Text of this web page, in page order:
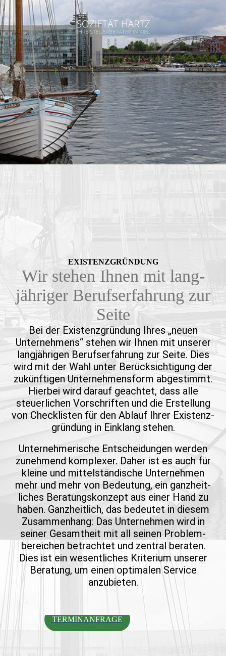
EXISTENZ­GRÜNDUNG
Wir stehen Ihnen mit lang­
jähriger Berufs­erfahrung zur
Seite
Bei der Existenz­gründung Ihres „neuen
Unternehmens“ stehen wir Ihnen mit unserer
lang­jährigen Berufs­erfahrung zur Seite. Dies
wird mit der Wahl unter Berück­sichti­gung der
zukünf­tigen Unter­nehmens­form abgestimmt.
Hierbei wird darauf geachtet, dass alle
steuer­lichen Vorschriften und die Erstellung
von Check­listen für den Ablauf Ihrer Existenz­
gründung in Einklang stehen.
Unter­nehme­rische Entschei­dungen werden
zunehmend komplexer. Daher ist es auch für
kleine und mittel­stän­dische Unter­nehmen
mehr und mehr von Bedeu­tung, ein ganz­heit­
liches Beratungs­konzept aus einer Hand zu
haben. Ganz­heit­lich, das bedeutet in diesem
Zusammen­hang: Das Unter­nehmen wird in
seiner Gesamt­heit mit all seinen Problem­
bereichen betrach­tet und zentral beraten.
Dies ist ein wesent­liches Krite­rium unserer
Bera­tung, um einen optimalen Service
anzubieten.
TERMINANFRAGE